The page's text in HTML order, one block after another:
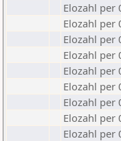
Elozahl per
Elozahl per
Elozahl per
Elozahl per
Elozahl per
Elozahl per
Elozahl per
Elozahl per
Elozahl per